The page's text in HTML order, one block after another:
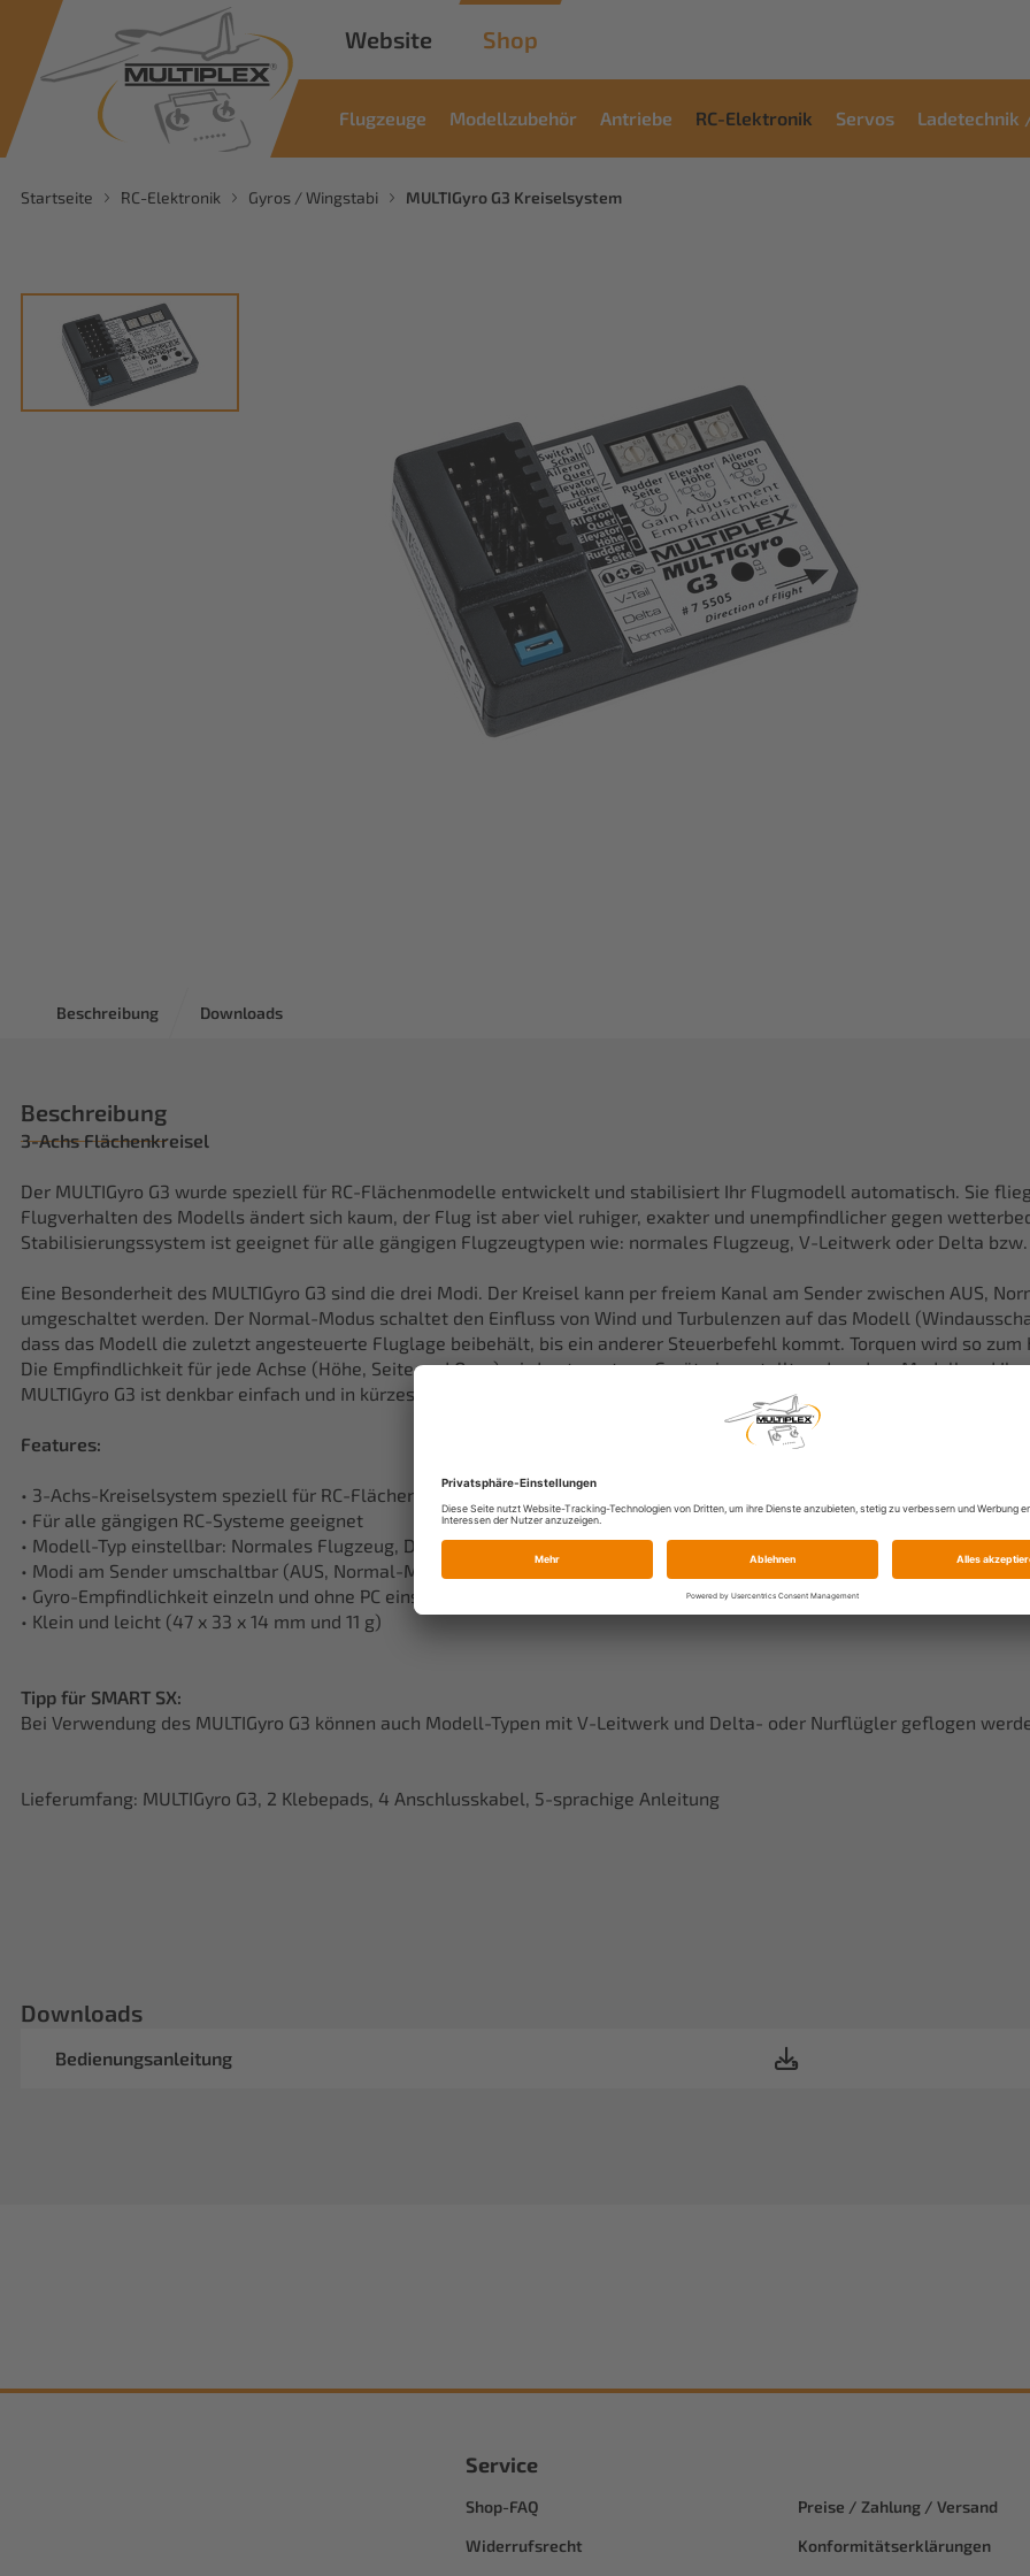
Website Shop
Flugzeuge Modellzubehör Antriebe RC-Elektronik Servos Ladetechnik
Startseite RC-Elektronik Gyros / Wingstabi MULTIGyro G3 Kreiselsystem
Beschreibung Downloads
Beschreibung
3-Achs Flächenkreisel
Der MULTIGyro G3 wurde speziell für RC-Flächenmodelle entwickelt und stabilisiert Ihr Flugmodell automatisch. Sie
Flugverhalten des Modells ändert sich kaum, der Flug ist aber viel ruhiger, exakter und unempfindlicher gegen
Stabilisierungssystem ist geeignet für alle gängigen Flugzeugtypen wie: normales Flugzeug, V-Leitwerk oder Delta
Eine Besonderheit des MULTIGyro G3 sind die drei Modi. Der Kreisel kann per freiem Kanal am Sender zwischen AUS,
umgeschaltet werden. Der Normal-Modus schaltet den Einfluss von Wind und Turbulenzen auf das Modell
dass das Modell die zuletzt angesteuerte Fluglage beibehält, bis ein anderer Steuerbefehl kommt. Torquen wird so
Die Empfindlichkeit für jede Achse (Höhe, Seite und Quer) wird getrennt am Gerät eingestellt und so dem Modell und
MULTIGyro G3 ist denkbar einfach und in kürzester Zeit erledigt.
Features:
• 3-Achs-Kreiselsystem speziell für RC-Flächenmodelle
• Für alle gängigen RC-Systeme geeignet
• Modell-Typ einstellbar: Normales Flugzeug, Delta- oder Nurflügler, V-Leitwerk
• Modi am Sender umschaltbar (AUS, Normal-Modus, Heading Hold)
• Gyro-Empfindlichkeit einzeln und ohne PC einstellbar
• Klein und leicht (47 x 33 x 14 mm und 11 g)
Tipp für SMART SX:
Bei Verwendung des MULTIGyro G3 können auch Modell-Typen mit V-Leitwerk und Delta- oder Nurflügler geflogen
Lieferumfang: MULTIGyro G3, 2 Klebepads, 4 Anschlusskabel, 5-sprachige Anleitung
Downloads
Bedienungsanleitung
Service
Shop-FAQ
Preise / Zahlung / Versand
Widerrufsrecht
Konformitätserklärungen